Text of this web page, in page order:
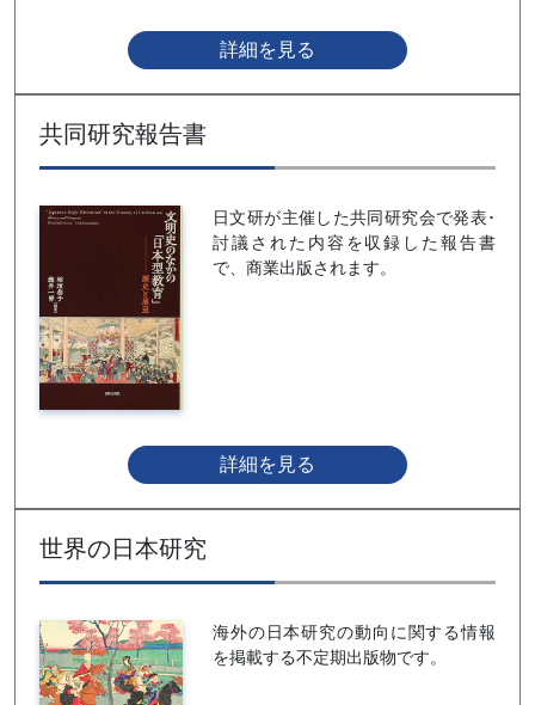
詳細を見る
共同研究報告書
日文研が主催した共同研究会で発表･
討議された内容を収録した報告書
で、商業出版されます。
詳細を見る
世界の日本研究
海外の日本研究の動向に関する情報
を掲載する不定期出版物です。